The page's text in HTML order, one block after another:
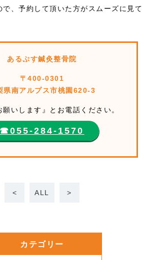
で、予約して頂いた方がスムーズに見て
あるぷす鍼灸整骨院
〒400-0301
県南アルプス市桃園620-3
願いします』とお電話ください。
☎︎055-284-1570
< ALL >
カテゴリー